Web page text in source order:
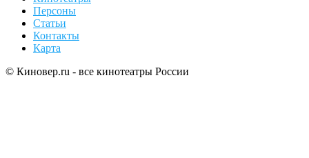
Персоны
Статьи
Контакты
Карта
© Киновер.ru - все кинотеатры России